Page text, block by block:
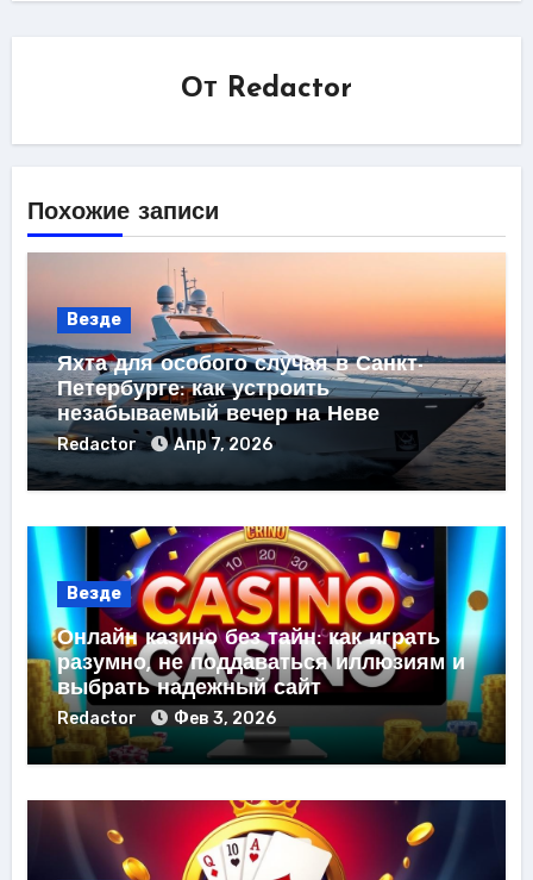
От Redactor
Похожие записи
Везде
Яхта для особого случая в Санкт-
Петербурге: как устроить
незабываемый вечер на Неве
Redactor Апр 7, 2026
Везде
Онлайн казино без тайн: как играть
разумно, не поддаваться иллюзиям и
выбрать надежный сайт
Redactor Фев 3, 2026